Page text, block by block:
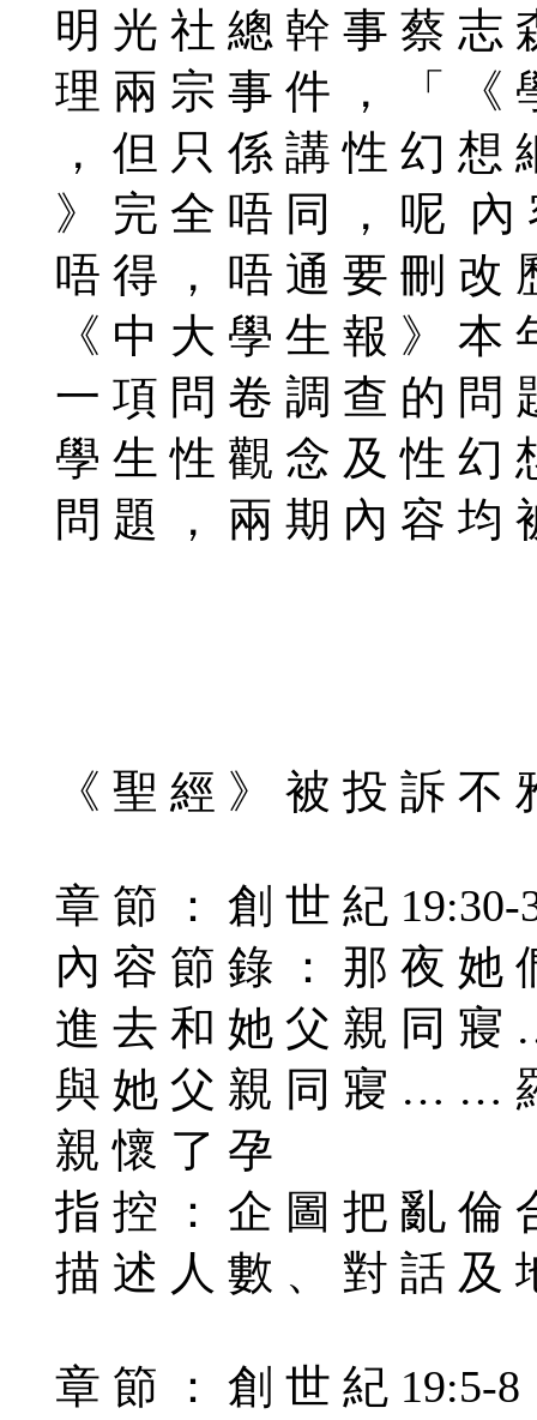
明 光 社 總 幹 事 蔡 志
理 兩 宗 事 件 ， 「 《
， 但 只 係 講 性 幻 想
》 完 全 唔 同 ， 呢 內
唔 得 ， 唔 通 要 刪 改
《 中 大 學 生 報 》 本
一 項 問 卷 調 查 的 問
學 生 性 觀 念 及 性 幻
問 題 ， 兩 期 內 容
《 聖 經 》 被 投 訴 不
章 節 ： 創 世 紀 19:30-
內 容 節 錄 ： 那 夜 她
進 去 和 她 父 親 同
與 她 父 親 同 寢 … …
親 懷 了 孕
指 控 ： 企 圖 把 亂 倫
描 述 人 數 、 對 話 及
章 節 ： 創 世 紀 19:5-8